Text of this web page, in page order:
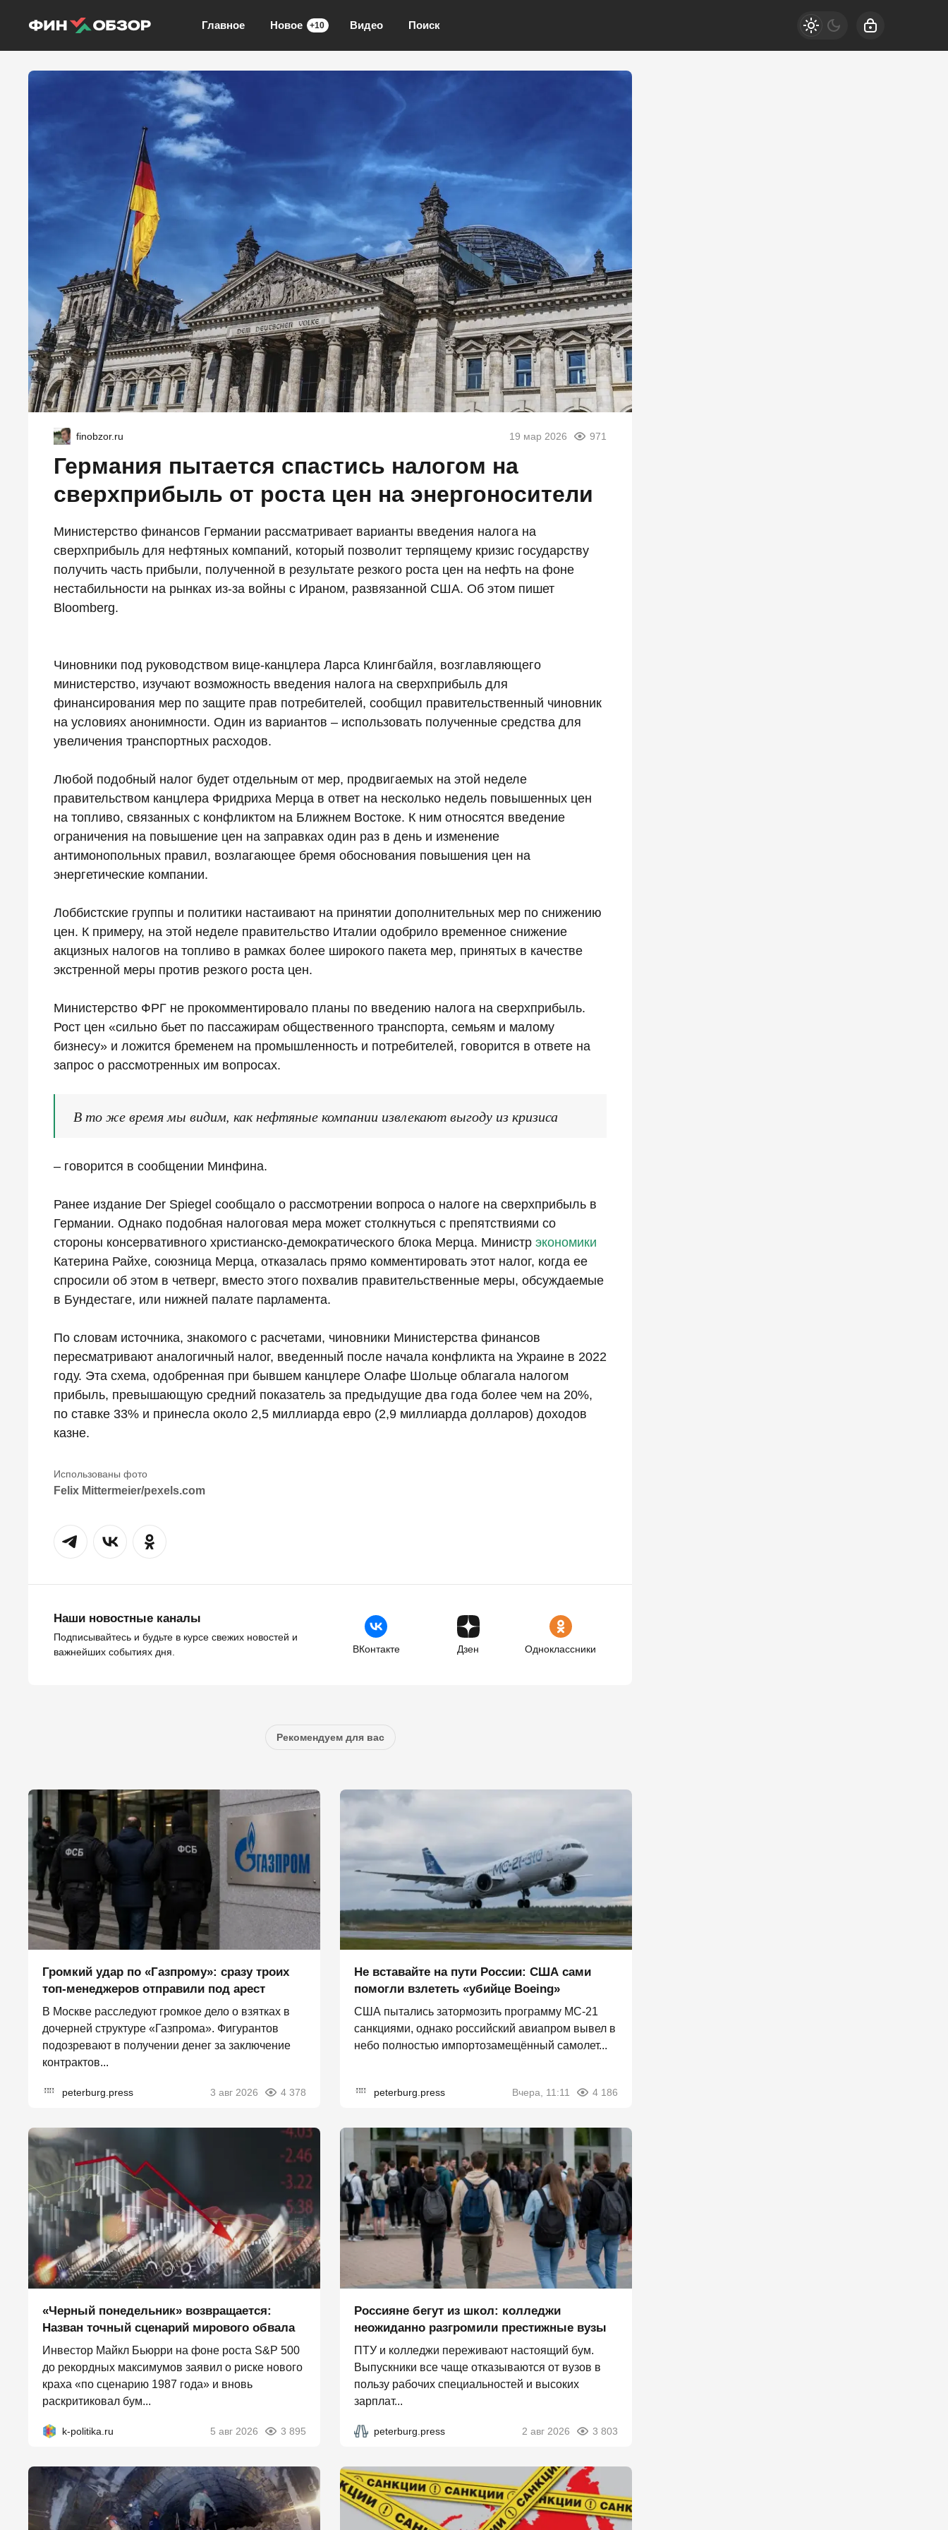
Главное Новое +10 Видео Поиск
finobzor.ru 19 мар 2026 971
Германия пытается спастись налогом на
сверхприбыль от роста цен на энергоносители
Министерство финансов Германии рассматривает варианты введения налога на
сверхприбыль для нефтяных компаний, который позволит терпящему кризис государству
получить часть прибыли, полученной в результате резкого роста цен на нефть на фоне
нестабильности на рынках из-за войны с Ираном, развязанной США. Об этом пишет
Bloomberg.
Чиновники под руководством вице-канцлера Ларса Клингбайля, возглавляющего
министерство, изучают возможность введения налога на сверхприбыль для
финансирования мер по защите прав потребителей, сообщил правительственный чиновник
на условиях анонимности. Один из вариантов – использовать полученные средства для
увеличения транспортных расходов.
Любой подобный налог будет отдельным от мер, продвигаемых на этой неделе
правительством канцлера Фридриха Мерца в ответ на несколько недель повышенных цен
на топливо, связанных с конфликтом на Ближнем Востоке. К ним относятся введение
ограничения на повышение цен на заправках один раз в день и изменение
антимонопольных правил, возлагающее бремя обоснования повышения цен на
энергетические компании.
Лоббистские группы и политики настаивают на принятии дополнительных мер по снижению
цен. К примеру, на этой неделе правительство Италии одобрило временное снижение
акцизных налогов на топливо в рамках более широкого пакета мер, принятых в качестве
экстренной меры против резкого роста цен.
Министерство ФРГ не прокомментировало планы по введению налога на сверхприбыль.
Рост цен «сильно бьет по пассажирам общественного транспорта, семьям и малому
бизнесу» и ложится бременем на промышленность и потребителей, говорится в ответе на
запрос о рассмотренных им вопросах.
В то же время мы видим, как нефтяные компании извлекают выгоду из кризиса
– говорится в сообщении Минфина.
Ранее издание Der Spiegel сообщало о рассмотрении вопроса о налоге на сверхприбыль в
Германии. Однако подобная налоговая мера может столкнуться с препятствиями со
стороны консервативного христианско-демократического блока Мерца. Министр экономики
Катерина Райхе, союзница Мерца, отказалась прямо комментировать этот налог, когда ее
спросили об этом в четверг, вместо этого похвалив правительственные меры, обсуждаемые
в Бундестаге, или нижней палате парламента.
По словам источника, знакомого с расчетами, чиновники Министерства финансов
пересматривают аналогичный налог, введенный после начала конфликта на Украине в 2022
году. Эта схема, одобренная при бывшем канцлере Олафе Шольце облагала налогом
прибыль, превышающую средний показатель за предыдущие два года более чем на 20%,
по ставке 33% и принесла около 2,5 миллиарда евро (2,9 миллиарда долларов) доходов
казне.
Felix Mittermeier/pexels.com
Наши новостные каналы
Подписывайтесь и будьте в курсе свежих новостей и
важнейших событиях дня.
ВКонтакте Дзен Одноклассники
Рекомендуем для вас
Громкий удар по «Газпрому»: сразу троих
топ-менеджеров отправили под арест
В Москве расследуют громкое дело о взятках в
дочерней структуре «Газпрома». Фигурантов
подозревают в получении денег за заключение
контрактов...
peterburg.press 3 авг 2026 4 378
Не вставайте на пути России: США сами
помогли взлететь «убийце Boeing»
США пытались затормозить программу МС-21
санкциями, однако российский авиапром вывел в
небо полностью импортозамещённый самолет...
peterburg.press Вчера, 11:11 4 186
«Черный понедельник» возвращается:
Назван точный сценарий мирового обвала
Инвестор Майкл Бьюрри на фоне роста S&P 500
до рекордных максимумов заявил о риске нового
краха «по сценарию 1987 года» и вновь
раскритиковал бум...
k-politika.ru 5 авг 2026 3 895
Россияне бегут из школ: колледжи
неожиданно разгромили престижные вузы
ПТУ и колледжи переживают настоящий бум.
Выпускники все чаще отказываются от вузов в
пользу рабочих специальностей и высоких
зарплат...
peterburg.press 2 авг 2026 3 803